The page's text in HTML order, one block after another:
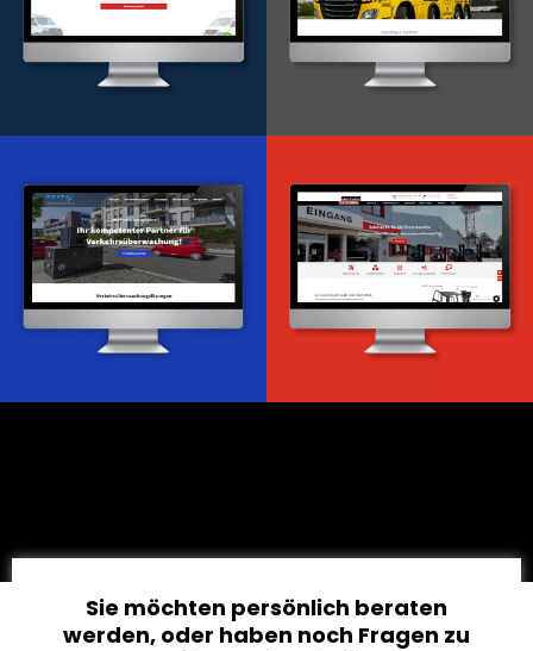
WordPress Entwicklung
Webdesign & -entwicklung
Sie möchten persönlich beraten
werden, oder haben noch Fragen zu